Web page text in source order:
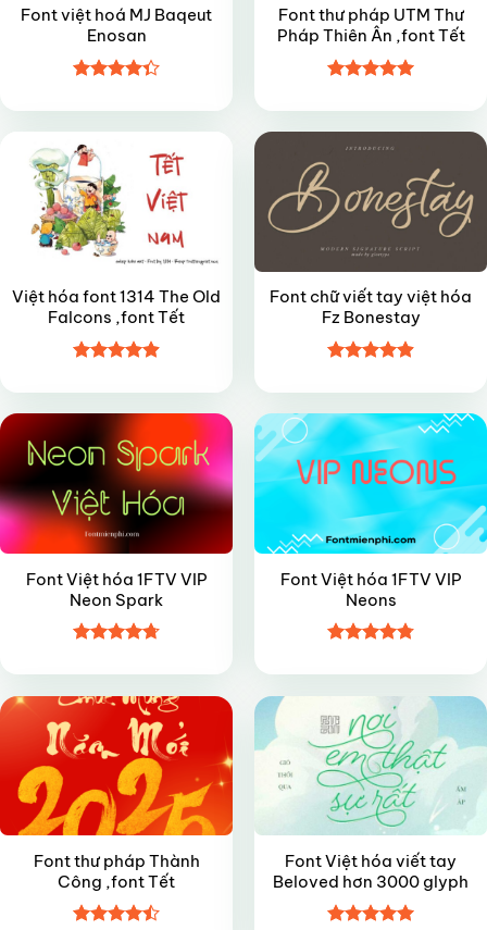
Font việt hoá MJ Baqeut
Enosan
hạng4.35
5 sao
Font thư pháp UTM Thư
Pháp Thiên Ân ,font Tết
hạng55
sao
Việt hóa font 1314 The Old
Falcons ,font Tết
hạng4.95
sao
Font chữ viết tay việt hóa
Fz Bonestay
hạng4.95
sao
Font Việt hóa 1FTV VIP
Neon Spark
hạng4.75
Font Việt hóa 1FTV VIP
Neons
hạng4.85
Font thư pháp Thành
Công ,font Tết
Font Việt hóa viết tay
Beloved hơn 3000 glyph